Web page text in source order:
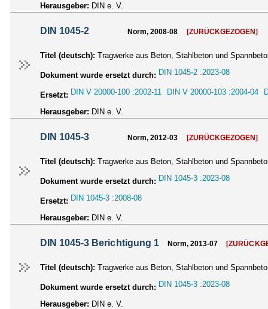
Herausgeber: DIN e. V.
DIN 1045-2 Norm, 2008-08 [ZURÜCKGEZOGEN]
Titel (deutsch): Tragwerke aus Beton, Stahlbeton und
Dokument wurde ersetzt durch: DIN 1045-2 :2023-08
Ersetzt: DIN V 20000-100 :2002-11 DIN V 20000-103 :2004-04
Herausgeber: DIN e. V.
DIN 1045-3 Norm, 2012-03 [ZURÜCKGEZOGEN]
Titel (deutsch): Tragwerke aus Beton, Stahlbeton und
Dokument wurde ersetzt durch: DIN 1045-3 :2023-08
Ersetzt: DIN 1045-3 :2008-08
Herausgeber: DIN e. V.
DIN 1045-3 Berichtigung 1 Norm, 2013-07
Titel (deutsch): Tragwerke aus Beton, Stahlbeton und
Dokument wurde ersetzt durch: DIN 1045-3 :2023-08
Herausgeber: DIN e. V.